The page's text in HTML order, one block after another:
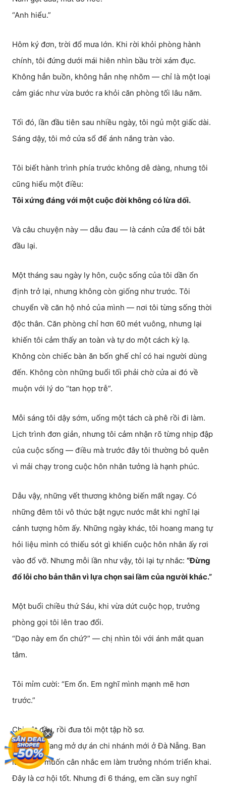
“Anh hiểu.”
Hôm ký đơn, trời đổ mưa lớn. Khi rời khỏi phòng hành
chính, tôi đứng dưới mái hiên nhìn bầu trời xám đục.
Không hẳn buồn, không hẳn nhẹ nhõm — chỉ là một loại
cảm giác như vừa bước ra khỏi căn phòng tối lâu năm.
Tối đó, lần đầu tiên sau nhiều ngày, tôi ngủ một giấc dài.
Sáng dậy, tôi mở cửa sổ để ánh nắng tràn vào.
Tôi biết hành trình phía trước không dễ dàng, nhưng tôi
cũng hiểu một điều:
Tôi xứng đáng với một cuộc đời không có lừa dối.
Và câu chuyện này — dẫu đau — là cánh cửa để tôi bắt
đầu lại.
Một tháng sau ngày ly hôn, cuộc sống của tôi dần ổn
định trở lại, nhưng không còn giống như trước. Tôi
chuyển về căn hộ nhỏ của mình — nơi tôi từng sống thời
độc thân. Căn phòng chỉ hơn 60 mét vuông, nhưng lại
khiến tôi cảm thấy an toàn và tự do một cách kỳ lạ.
Không còn chiếc bàn ăn bốn ghế chỉ có hai người dùng
đến. Không còn những buổi tối phải chờ cửa ai đó về
muộn với lý do “tan họp trễ”.
Mỗi sáng tôi dậy sớm, uống một tách cà phê rồi đi làm.
Lịch trình đơn giản, nhưng tôi cảm nhận rõ từng nhịp đập
của cuộc sống — điều mà trước đây tôi thường bỏ quên
vì mải chạy trong cuộc hôn nhân tưởng là hạnh phúc.
Dẫu vậy, những vết thương không biến mất ngay. Có
những đêm tôi vô thức bật ngực nước mắt khi nghĩ lại
cảnh tượng hôm ấy. Những ngày khác, tôi hoang mang tự
hỏi liệu mình có thiếu sót gì khiến cuộc hôn nhân ấy rơi
vào đổ vỡ. Nhưng mỗi lần như vậy, tôi lại tự nhắc: “Đừng
đổ lỗi cho bản thân vì lựa chọn sai lầm của người khác.”
Một buổi chiều thứ Sáu, khi vừa dứt cuộc họp, trưởng
phòng gọi tôi lên trao đổi.
“Dạo này em ổn chứ?” — chị nhìn tôi với ánh mắt quan
tâm.
Tôi mỉm cười: “Em ổn. Em nghĩ mình mạnh mẽ hơn
trước.”
Chị gật đầu, rồi đưa tôi một tập hồ sơ.
“Công ty đang mở dự án chi nhánh mới ở Đà Nẵng. Ban
lãnh đạo muốn cân nhắc em làm trưởng nhóm triển khai.
Đây là cơ hội tốt. Nhưng đi 6 tháng, em cần suy nghĩ